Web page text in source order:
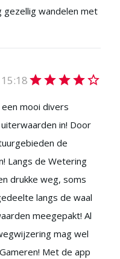
gezellig wandelen met
mooi divers
in! Door
de
Langs de Wetering
drukke weg, soms
langs de waal
meegepakt! Al
mag wel
Met de app